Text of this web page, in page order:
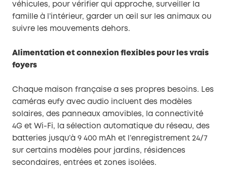
véhicules, pour vérifier qui approche, surveiller la
famille à l’intérieur, garder un œil sur les animaux ou
suivre les mouvements dehors.
Alimentation et connexion flexibles pour les vrais
foyers
Chaque maison française a ses propres besoins. Les
caméras eufy avec audio incluent des modèles
solaires, des panneaux amovibles, la connectivité
4G et Wi-Fi, la sélection automatique du réseau, des
batteries jusqu’à 9 400 mAh et l’enregistrement 24/7
sur certains modèles pour jardins, résidences
secondaires, entrées et zones isolées.